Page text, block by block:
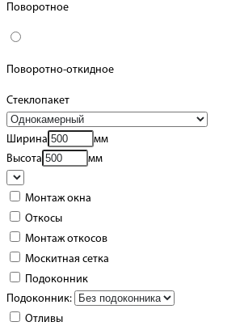
Поворотное
Поворотно-откидное
Стеклопакет
Ширина
мм
Высота
мм
Монтаж окна
Откосы
Монтаж откосов
Москитная сетка
Подоконник
Подоконник:
Отливы